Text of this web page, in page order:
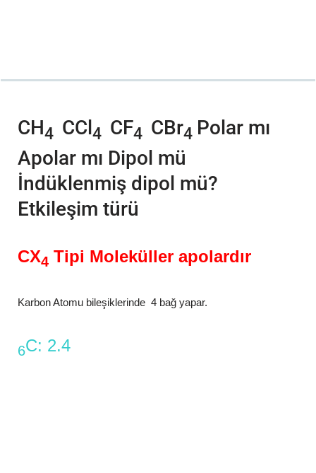
CH4 CCl4 CF4 CBr4 Polar mı
Apolar mı Dipol mü
İndüklenmiş dipol mü?
Etkileşim türü
CX4 Tipi Moleküller apolardır
Karbon Atomu bileşiklerinde 4 bağ yapar.
6C: 2.4